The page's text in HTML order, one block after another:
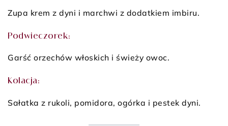
Zupa krem z dyni i marchwi z dodatkiem imbiru.
Podwieczorek:
Garść orzechów włoskich i świeży owoc.
Kolacja:
Sałatka z rukoli, pomidora, ogórka i pestek dyni.